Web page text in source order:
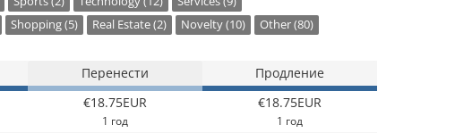
Shopping (5) Real Estate (2) Novelty (10) Other (80)
Перенести Продление
€18.75EUR
1 год
€18.75EUR
1 год